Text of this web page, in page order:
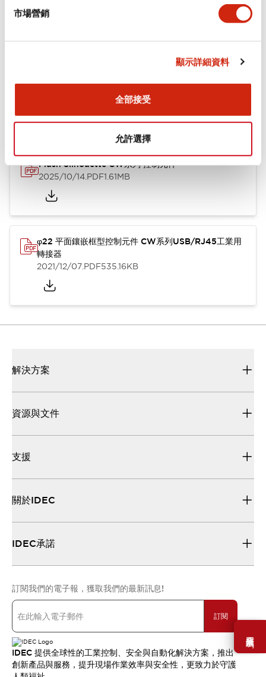
市場營銷
顯示詳細資料
全部接受
允許選擇
需要幫助嗎？
型錄和宣傳手冊 CAD檔 認證與標準
Flush Silhouette CW系列 控制元件
2025/10/14.PDF1.61MB
φ22 平面鑲嵌框型控制元件 CW系列USB/RJ45工業用
轉接器
2021/12/07.PDF535.16KB
解決方案
資源與文件
支援
關於IDEC
IDEC承諾
訂閱我們的電子報，獲取我們的最新訊息!
訂閱
IDEC 提供全球性的工業控制、安全與自動化解決方案，推出
創新產品與服務，提升現場作業效率與安全性，更致力於守護